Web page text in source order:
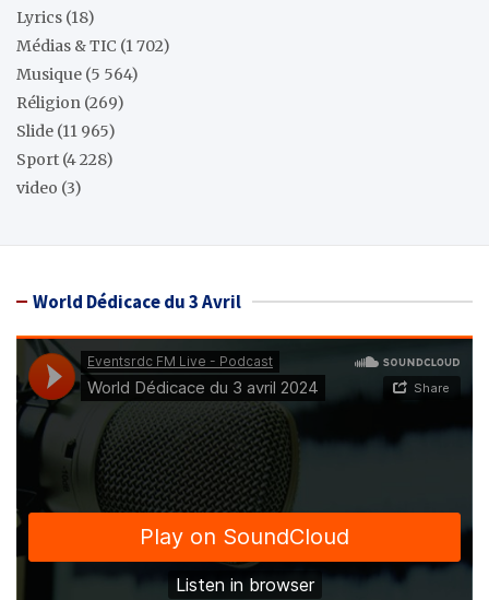
Lyrics (18)
Médias & TIC (1 702)
Musique (5 564)
Réligion (269)
Slide (11 965)
Sport (4 228)
video (3)
World Dédicace du 3 Avril